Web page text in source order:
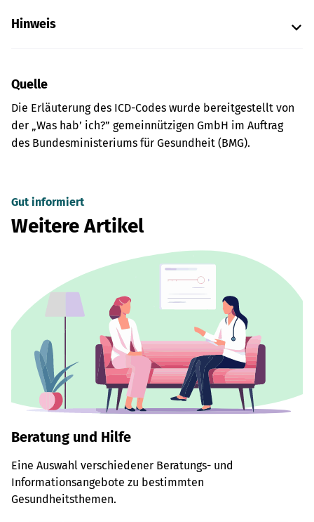
Hinweis
Quelle
Die Erläuterung des ICD-Codes wurde bereitgestellt von
der „Was hab’ ich?” gemeinnützigen GmbH im Auftrag
des Bundesministeriums für Gesundheit (BMG).
Gut informiert
Weitere Artikel
Beratung und Hilfe
Eine Auswahl verschiedener Beratungs- und
Informationsangebote zu bestimmten
Gesundheitsthemen.